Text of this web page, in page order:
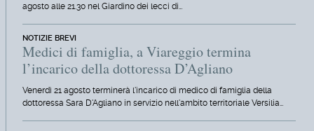
agosto alle 21.30 nel Giardino dei lecci di…
NOTIZIE BREVI
Medici di famiglia, a Viareggio termina
l’incarico della dottoressa D’Agliano
Venerdì 21 agosto terminerà l'incarico di medico di famiglia della
dottoressa Sara D'Agliano in servizio nell'ambito territoriale Versilia…